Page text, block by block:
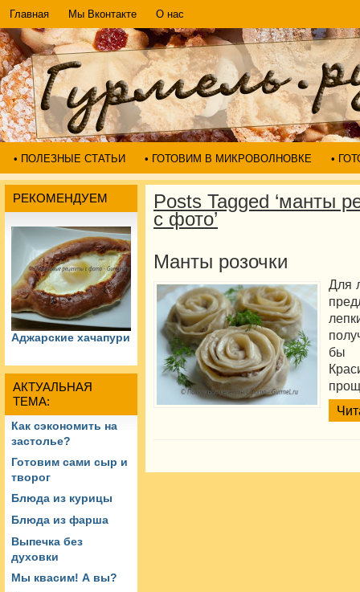
Главная Мы Вконтакте О нас
• ПОЛЕЗНЫЕ СТАТЬИ • ГОТОВИМ В МИКРОВОЛНОВКЕ •
РЕКОМЕНДУЕМ
Аджарские хачапури
АКТУАЛЬНАЯ
ТЕМА:
Как сэкономить на
застолье?
Готовим сами сыр и
творог
Блюда из курицы
Блюда из фарша
Выпечка без
духовки
Мы квасим! А вы?
Posts Tagged ‘манты
с фото’
Манты розочки
Для
бы